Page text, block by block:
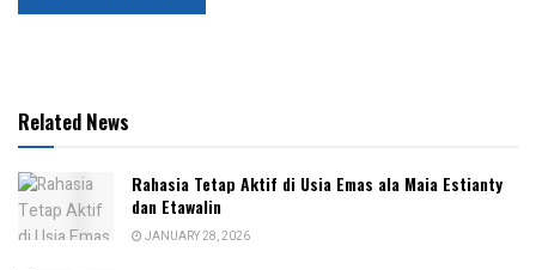
Related News
Rahasia Tetap Aktif di Usia Emas ala Maia Estianty
dan Etawalin
JANUARY 28, 2026